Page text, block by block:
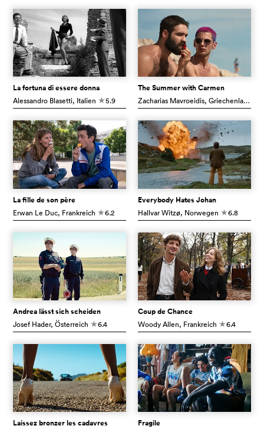
La fortuna di essere donna
Alessandro Blasetti, Italien c5.9
The Summer with Carmen
Zacharias Mavroeidis, Griechenland
La fille de son père
Erwan Le Duc, Frankreich c6.2
Everybody Hates Johan
Hallvar Witzø, Norwegen c6.8
Andrea lässt sich scheiden
Josef Hader, Österreich c6.4
Coup de Chance
Woody Allen, Frankreich c6.4
Laissez bronzer les cadavres Fragile